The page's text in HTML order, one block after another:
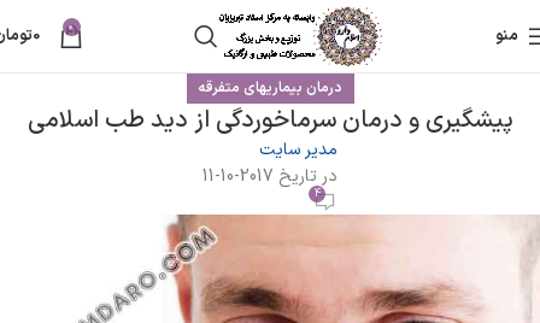
منو 0
0
درمان بیماریهای متفرقه
پیشگیری و درمان سرماخوردگی از دید طب اسلامی
مدیر سایت
در تاریخ 2017-10-11
4